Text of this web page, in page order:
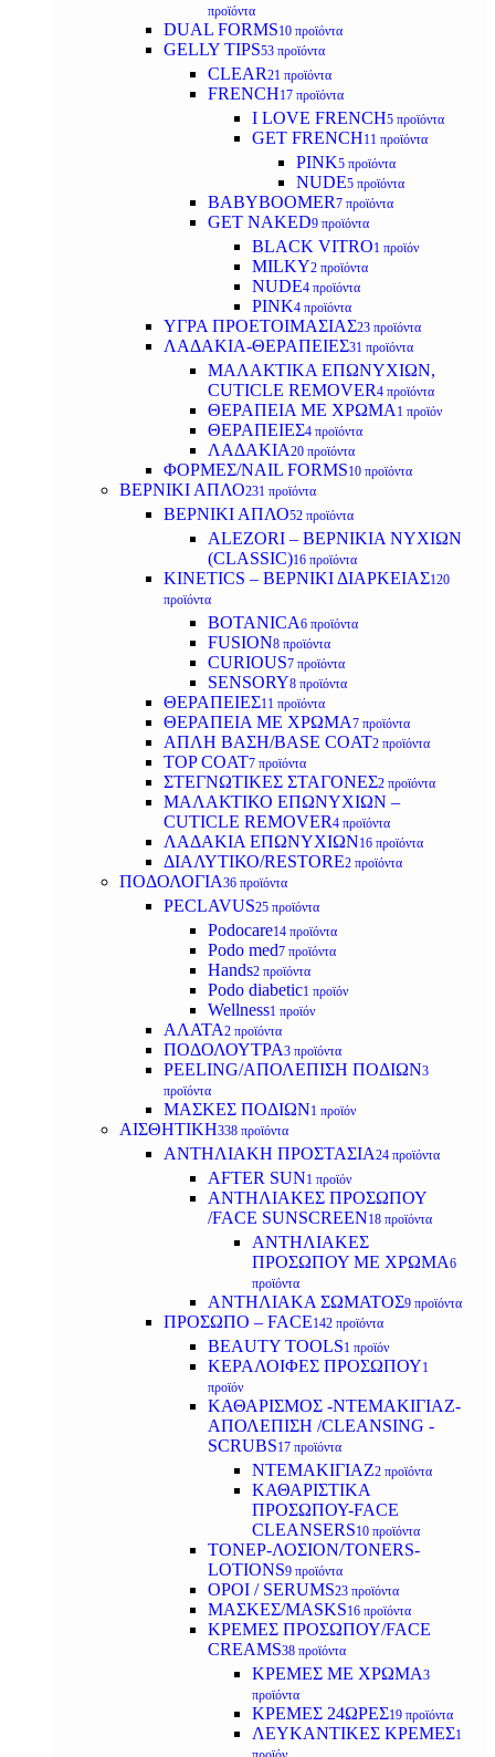
προϊόντα
DUAL FORMS10 προϊόντα
GELLY TIPS53 προϊόντα
CLEAR21 προϊόντα
FRENCH17 προϊόντα
I LOVE FRENCH5 προϊόντα
GET FRENCH11 προϊόντα
PINK5 προϊόντα
NUDE5 προϊόντα
BABYBOOMER7 προϊόντα
GET NAKED9 προϊόντα
BLACK VITRO1 προϊόν
MILKY2 προϊόντα
NUDE4 προϊόντα
PINK4 προϊόντα
ΥΓΡΑ ΠΡΟΕΤΟΙΜΑΣΙΑΣ23 προϊόντα
ΛΑΔΑΚΙΑ-ΘΕΡΑΠΕΙΕΣ31 προϊόντα
ΜΑΛΑΚΤΙΚΑ ΕΠΩΝΥΧΙΩΝ,
CUTICLE REMOVER4 προϊόντα
ΘΕΡΑΠΕΙΑ ΜΕ ΧΡΩΜΑ 1 προϊόν
ΘΕΡΑΠΕΙΕΣ4 προϊόντα
ΛΑΔΑΚΙΑ20 προϊόντα
ΦΟΡΜΕΣ/NAIL FORMS10 προϊόντα
ΒΕΡΝΙΚΙ ΑΠΛΟ231 προϊόντα
ΒΕΡΝΙΚΙ ΑΠΛΟ52 προϊόντα
ALEZORI – ΒΕΡΝΙΚΙΑ ΝΥΧΙΩΝ
(CLASSIC)16 προϊόντα
KINETICS – ΒΕΡΝΙΚΙ ΔΙΑΡΚΕΙΑΣ120
προϊόντα
BOTANICA6 προϊόντα
FUSION8 προϊόντα
CURIOUS7 προϊόντα
SENSORY8 προϊόντα
ΘΕΡΑΠΕΙΕΣ11 προϊόντα
ΘΕΡΑΠΕΙΑ ΜΕ ΧΡΩΜΑ7 προϊόντα
ΑΠΛΗ ΒΑΣΗ/BASE COAT2 προϊόντα
TOP COAT7 προϊόντα
ΣΤΕΓΝΩΤΙΚΕΣ ΣΤΑΓΟΝΕΣ2 προϊόντα
ΜΑΛΑΚΤΙΚΟ ΕΠΩΝΥΧΙΩΝ –
CUTICLE REMOVER4 προϊόντα
ΛΑΔΑΚΙΑ ΕΠΩΝΥΧΙΩΝ16 προϊόντα
ΔΙΑΛΥΤΙΚΟ/RESTORE2 προϊόντα
ΠΟΔΟΛΟΓΙΑ36 προϊόντα
PECLAVUS25 προϊόντα
Podocare14 προϊόντα
Podo med7 προϊόντα
Hands2 προϊόντα
Podo diabetic1 προϊόν
Wellness1 προϊόν
ΑΛΑΤΑ2 προϊόντα
ΠΟΔΟΛΟΥΤΡΑ3 προϊόντα
PEELING/ΑΠΟΛΕΠΙΣΗ ΠΟΔΙΩΝ3
προϊόντα
ΜΑΣΚΕΣ ΠΟΔΙΩΝ1 προϊόν
ΑΙΣΘΗΤΙΚΗ338 προϊόντα
ΑΝΤΗΛΙΑΚΗ ΠΡΟΣΤΑΣΙΑ24 προϊόντα
AFTER SUN1 προϊόν
ΑΝΤΗΛΙΑΚΕΣ ΠΡΟΣΩΠΟΥ
/FACE SUNSCREEN18 προϊόντα
ΑΝΤΗΛΙΑΚΕΣ
ΠΡΟΣΩΠΟΥ ΜΕ ΧΡΩΜΑ6
προϊόντα
ΑΝΤΗΛΙΑΚΑ ΣΩΜΑΤΟΣ9 προϊόντα
ΠΡΟΣΩΠΟ – FACE142 προϊόντα
BEAUTY TOOLS1 προϊόν
ΚΕΡΑΛΟΙΦΕΣ ΠΡΟΣΩΠΟΥ1
προϊόν
ΚΑΘΑΡΙΣΜΟΣ -ΝΤΕΜΑΚΙΓΙΑΖ-
ΑΠΟΛΕΠΙΣΗ /CLEANSING -
SCRUBS17 προϊόντα
ΝΤΕΜΑΚΙΓΙΑΖ2 προϊόντα
ΚΑΘΑΡΙΣΤΙΚΑ
ΠΡΟΣΩΠΟΥ-FACE
CLEANSERS10 προϊόντα
ΤΟΝΕΡ-ΛΟΣΙΟΝ/TONERS-
LOTIONS9 προϊόντα
ΟΡΟΙ / SERUMS23 προϊόντα
ΜΑΣΚΕΣ/MASKS16 προϊόντα
ΚΡΕΜΕΣ ΠΡΟΣΩΠΟΥ/FACE
CREAMS38 προϊόντα
ΚΡΕΜΕΣ ΜΕ ΧΡΩΜΑ3
προϊόντα
ΚΡΕΜΕΣ 24ΩΡΕΣ19 προϊόντα
ΛΕΥΚΑΝΤΙΚΕΣ ΚΡΕΜΕΣ1